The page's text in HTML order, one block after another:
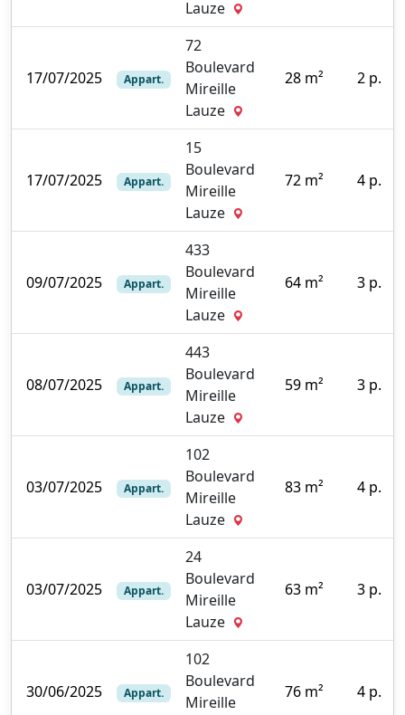
Lauze
17/07/2025 Appart.
72
Boulevard
Mireille
Lauze
28 m² 2 p.
17/07/2025 Appart.
15
Boulevard
Mireille
Lauze
72 m² 4 p.
09/07/2025 Appart.
433
Boulevard
Mireille
Lauze
64 m² 3 p.
08/07/2025 Appart.
443
Boulevard
Mireille
Lauze
59 m² 3 p.
03/07/2025 Appart.
102
Boulevard
Mireille
Lauze
83 m² 4 p.
03/07/2025 Appart.
24
Boulevard
Mireille
Lauze
63 m² 3 p.
30/06/2025 Appart.
102
Boulevard
Mireille
76 m² 4 p.